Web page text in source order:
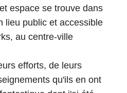
espace se trouve dans
lieu public et accessible
au centre-ville
efforts, de leurs
qu'ils en ont